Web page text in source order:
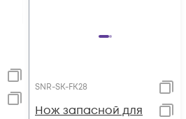
SNR-SK-FK28
Нож запасной для